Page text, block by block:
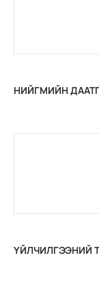
НИЙГМИЙН
ҮЙЛЧИЛГЭЭНИЙ